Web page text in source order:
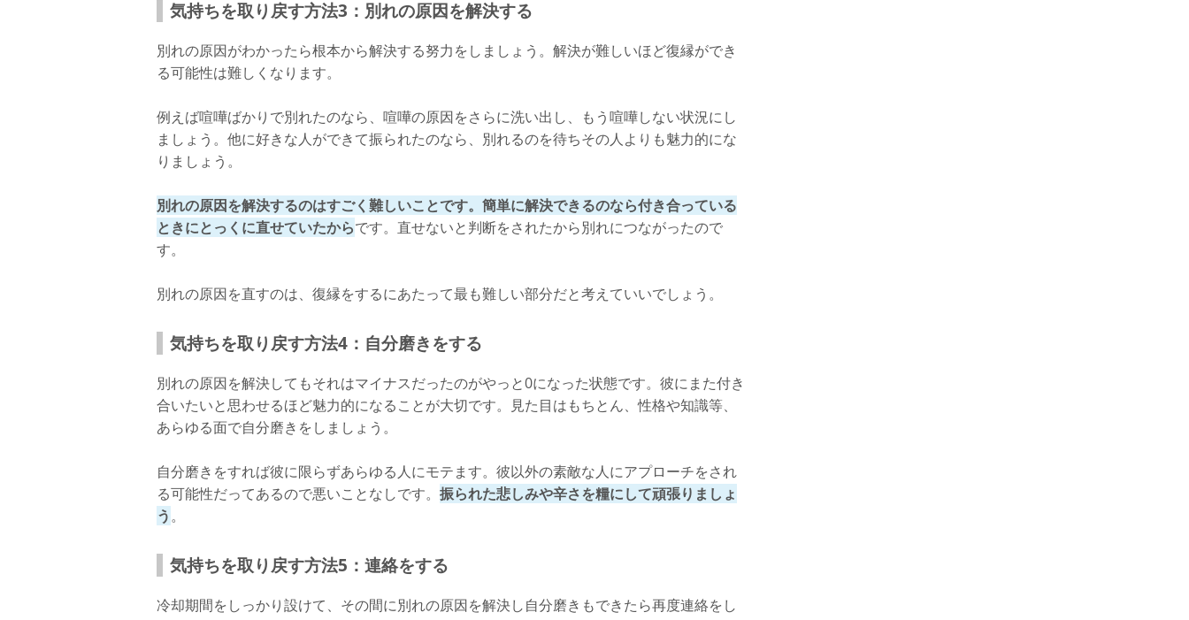
気持ちを取り戻す方法3：別れの原因を解決する
別れの原因がわかったら根本から解決する努力をしましょう。解決が難しいほど復縁ができ
る可能性は難しくなります。
例えば喧嘩ばかりで別れたのなら、喧嘩の原因をさらに洗い出し、もう喧嘩しない状況にし
ましょう。他に好きな人ができて振られたのなら、別れるのを待ちその人よりも魅力的にな
りましょう。
別れの原因を解決するのはすごく難しいことです。簡単に解決できるのなら付き合っている
ときにとっくに直せていたからです。直せないと判断をされたから別れにつながったので
す。
別れの原因を直すのは、復縁をするにあたって最も難しい部分だと考えていいでしょう。
気持ちを取り戻す方法4：自分磨きをする
別れの原因を解決してもそれはマイナスだったのがやっと0になった状態です。彼にまた付き
合いたいと思わせるほど魅力的になることが大切です。見た目はもちとん、性格や知識等、
あらゆる面で自分磨きをしましょう。
自分磨きをすれば彼に限らずあらゆる人にモテます。彼以外の素敵な人にアプローチをされ
る可能性だってあるので悪いことなしです。 振られた悲しみや辛さを糧にして頑張りましょ
う。
気持ちを取り戻す方法5：連絡をする
冷却期間をしっかり設けて、その間に別れの原因を解決し自分磨きもできたら再度連絡をし